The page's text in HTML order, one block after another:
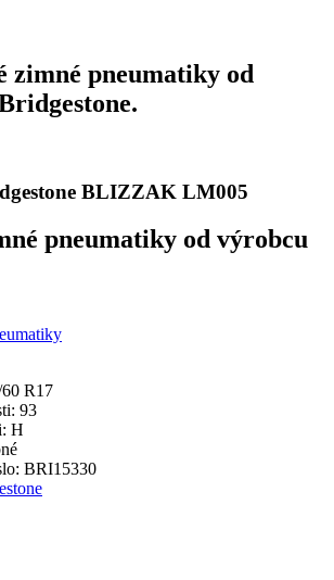
zimné pneumatiky od
BLIZZAK LM005
pneumatiky od výrobcu
R17
93
H
BRI15330